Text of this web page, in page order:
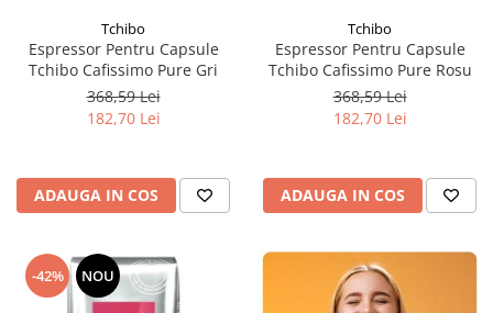
Tchibo
Espressor Pentru Capsule
Tchibo Cafissimo Pure Gri
368,59 Lei
182,70 Lei
ADAUGA IN COS
Tchibo
Espressor Pentru Capsule
Tchibo Cafissimo Pure Rosu
368,59 Lei
182,70 Lei
ADAUGA IN COS
-42% NOU